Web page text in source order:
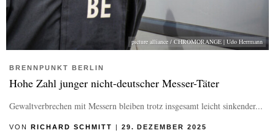
picture alliance / CHROMORANGE | Udo Herrmann
BRENNPUNKT BERLIN
Hohe Zahl junger nicht-deutscher Messer-Täter
Gewaltverbrechen mit Messern bleiben trotz insgesamt leicht sinkender...
VON RICHARD SCHMITT | 29. DEZEMBER 2025